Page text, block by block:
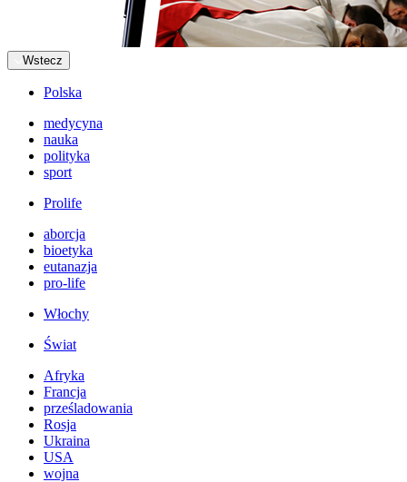
Wstecz
Polska
medycyna
nauka
polityka
sport
Prolife
aborcja
bioetyka
eutanazja
pro-life
Włochy
Świat
Afryka
Francja
prześladowania
Rosja
Ukraina
USA
wojna